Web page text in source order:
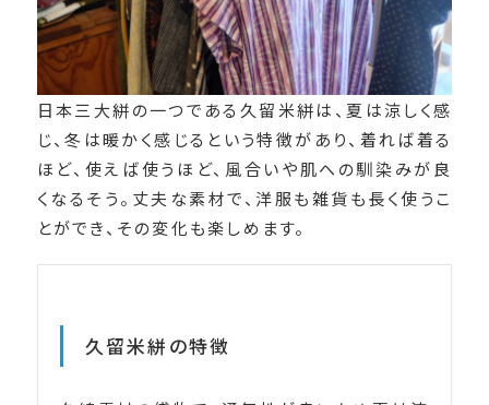
日本三大絣の一つである久留米絣は、夏は涼しく感
じ、冬は暖かく感じるという特徴があり、着れば着る
ほど、使えば使うほど、風合いや肌への馴染みが良
くなるそう。丈夫な素材で、洋服も雑貨も長く使うこ
とができ、その変化も楽しめます。
久留米絣の特徴